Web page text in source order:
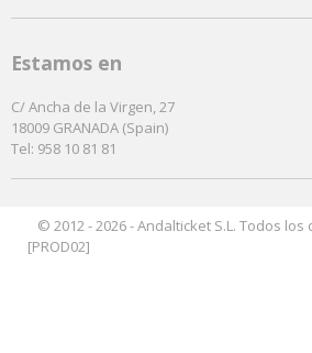
Estamos en
C/ Ancha de la Virgen, 27
18009 GRANADA (Spain)
Tel: 958 10 81 81
© 2012 - 2026 - Andalticket S.L. Todos
[PROD02]